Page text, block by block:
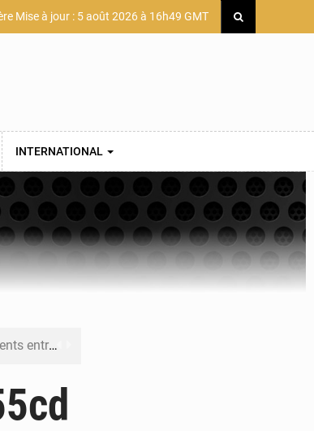
Mise à jour : 5 août 2026 à 16h49 GMT
INTERNATIONAL
à Mandiana